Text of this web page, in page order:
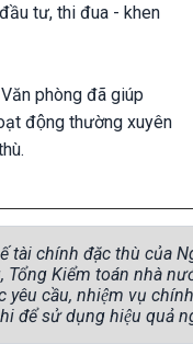
tư, thi đua - khen
phòng đã giúp
động thường xuyên
tài chính đặc thù của
Kiểm toán nhà
yêu cầu, nhiệm vụ
để sử dụng hiệu quả